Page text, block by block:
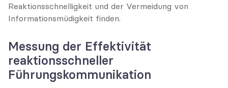
Reaktionsschnelligkeit und der Vermeidung von
Informationsmüdigkeit finden.
Messung der Effektivität
reaktionsschneller
Führungskommunikation